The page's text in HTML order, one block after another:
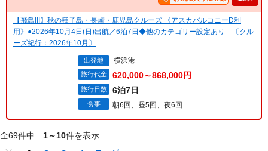
【飛鳥III】秋の種子島・長崎・鹿児島クルーズ 《アスカバルコニーD利
用》●2026年10月4日(日)出航／6泊7日◆他のカテゴリー設定あり 〔クル
ーズ紀行：2026年10月〕
出発地 横浜港
旅行代金 620,000～868,000円
旅行日数 6泊7日
食事 朝6回、昼5回、夜6回
全69件中 1～10件を表示